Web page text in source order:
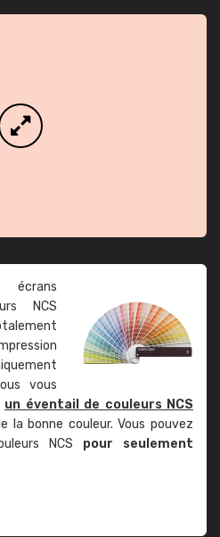
NCS
vous
un éventail de couleurs NCS
la bonne couleur. Vous pouvez
NCS pour seulement